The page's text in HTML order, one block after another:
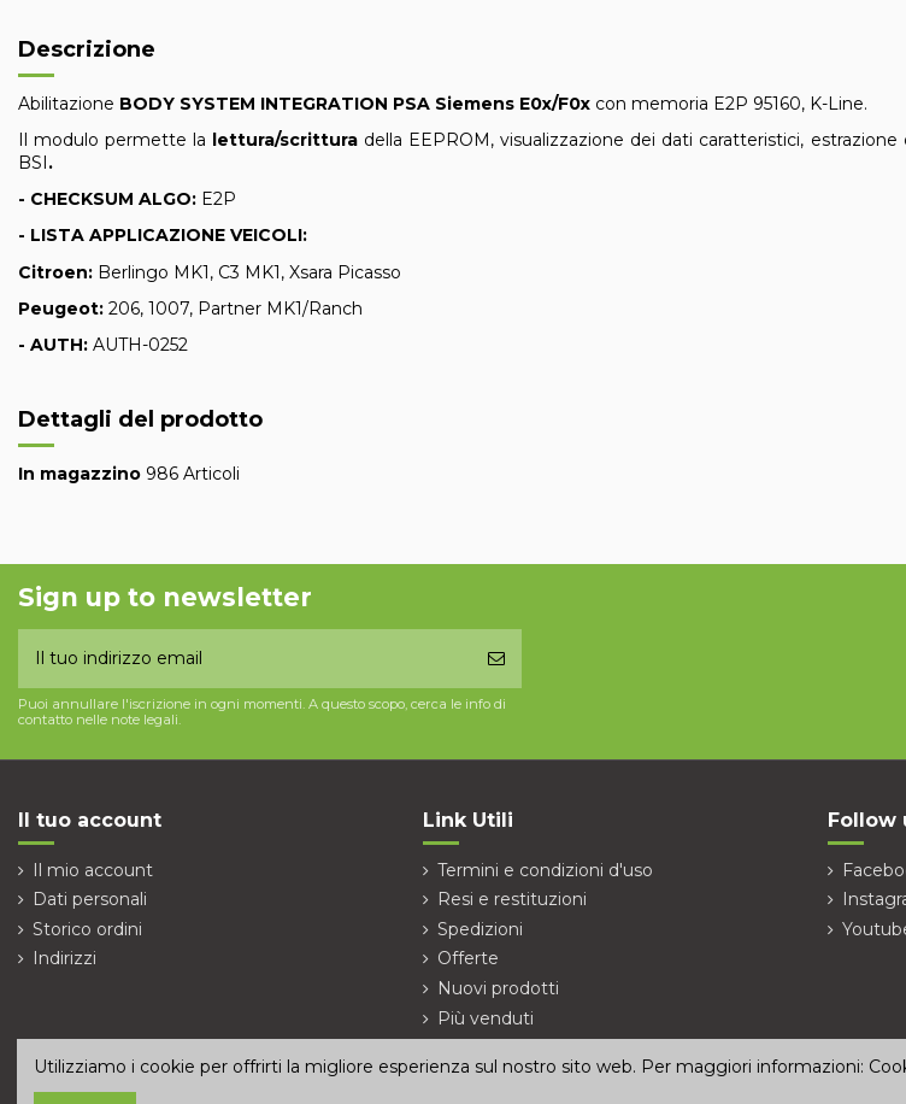
Descrizione
Abilitazione BODY SYSTEM INTEGRATION PSA Siemens E0x/F0x con memoria E2P 95160, K-Line.
Il modulo permette la lettura/scrittura della EEPROM, visualizzazione dei dati caratteristici, estrazione
BSI.
- CHECKSUM ALGO: E2P
- LISTA APPLICAZIONE VEICOLI:
Citroen: Berlingo MK1, C3 MK1, Xsara Picasso
Peugeot: 206, 1007, Partner MK1/Ranch
- AUTH: AUTH-0252
Dettagli del prodotto
In magazzino 986 Articoli
Sign up to newsletter
Puoi annullare l'iscrizione in ogni momenti. A questo scopo, cerca le info di
contatto nelle note legali.
Il tuo account
Il mio account
Dati personali
Storico ordini
Indirizzi
Link Utili
Termini e condizioni d'uso
Resi e restituzioni
Spedizioni
Offerte
Nuovi prodotti
Più venduti
Follow
Utilizziamo i cookie per offrirti la migliore esperienza sul nostro sito web. Per maggiori informazioni: